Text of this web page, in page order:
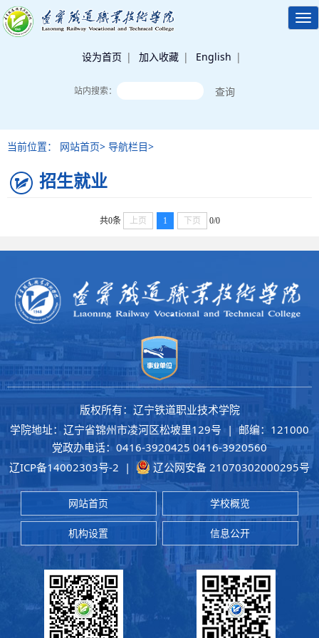
设为首页 | 加入收藏 | English |
站内搜索：
当前位置： 网站首页> 导航栏目>
招生就业
共0条 上页 1 下页 0/0
版权所有：辽宁铁道职业技术学院
学院地址：辽宁省锦州市凌河区松坡里129号 | 邮编：121000
党政办电话：0416-3920425 0416-3920560
辽ICP备14002303号-2 | 辽公网安备 21070302000295号
网站首页 学校概览
机构设置 信息公开